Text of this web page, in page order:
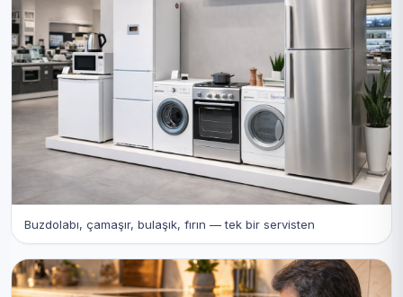
Buzdolabı, çamaşır, bulaşık, fırın — tek bir servisten